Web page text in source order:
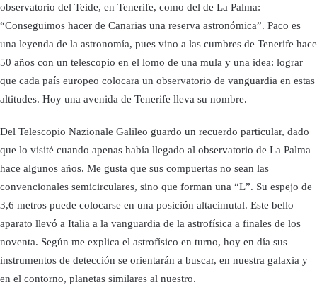
observatorio del Teide, en Tenerife, como del de La Palma:
“Conseguimos hacer de Canarias una reserva astronómica”. Paco es
una leyenda de la astronomía, pues vino a las cumbres de Tenerife hace
50 años con un telescopio en el lomo de una mula y una idea: lograr
que cada país europeo colocara un observatorio de vanguardia en estas
altitudes. Hoy una avenida de Tenerife lleva su nombre.
Del Telescopio Nazionale Galileo guardo un recuerdo particular, dado
que lo visité cuando apenas había llegado al observatorio de La Palma
hace algunos años. Me gusta que sus compuertas no sean las
convencionales semicirculares, sino que forman una “L”. Su espejo de
3,6 metros puede colocarse en una posición altacimutal. Este bello
aparato llevó a Italia a la vanguardia de la astrofísica a finales de los
noventa. Según me explica el astrofísico en turno, hoy en día sus
instrumentos de detección se orientarán a buscar, en nuestra galaxia y
en el contorno, planetas similares al nuestro.